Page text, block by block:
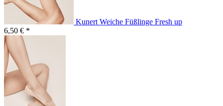
Kunert Weiche Füßlinge Fresh up
6,50 € *